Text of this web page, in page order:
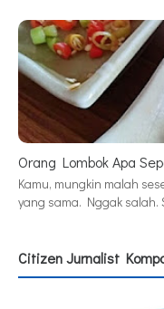
Orang Lombok Apa
Kamu, mungkin malah
yang sama. Nggak salah.
Citizen Jurnalist